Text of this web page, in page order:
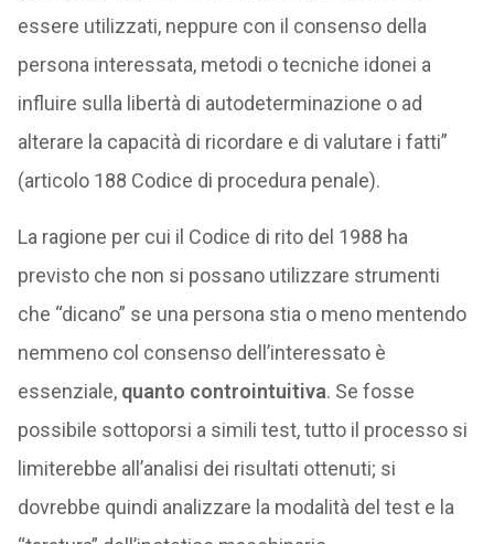
essere utilizzati, neppure con il consenso della
persona interessata, metodi o tecniche idonei a
influire sulla libertà di autodeterminazione o ad
alterare la capacità di ricordare e di valutare i fatti”
(articolo 188 Codice di procedura penale).
La ragione per cui il Codice di rito del 1988 ha
previsto che non si possano utilizzare strumenti
che “dicano” se una persona stia o meno mentendo
nemmeno col consenso dell’interessato è
essenziale, quanto controintuitiva. Se fosse
possibile sottoporsi a simili test, tutto il processo si
limiterebbe all’analisi dei risultati ottenuti; si
dovrebbe quindi analizzare la modalità del test e la